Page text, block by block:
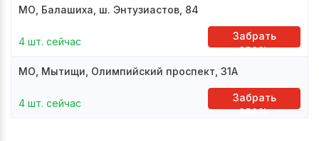
МО, Балашиха, ш. Энтузиастов, 84
4 шт. сейчас
Забрать
здесь
МО, Мытищи, Олимпийский проспект, 31А
4 шт. сейчас
Забрать
здесь